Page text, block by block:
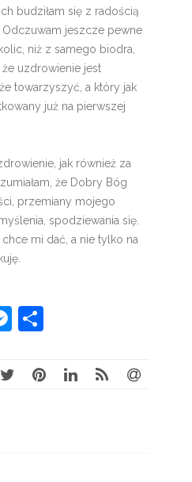
budziłam się z radością
jeszcze pewne
niż z samego biodra,
uzdrowienie jest
towarzyszyć, a który jak
już na pierwszej
jak również za
że Dobry Bóg
przemiany mojego
spodziewania się.
mi dać, a nie tylko na
Messenger